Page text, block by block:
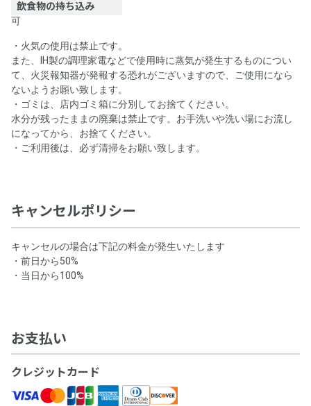
飲食物の持ち込み
可
・火気の使用は禁止です。
また、IH製の調理家電などで使用時に蒸気が発生するものについ
て、火災報知器が発報する恐れがございますので、ご使用になら
ないようお願い致します。
・ゴミは、店内ゴミ箱に分別してお捨てください。
水分が残ったままの廃棄は禁止です。お手洗いや洗い場にお流し
になってから、お捨てください。
・ご利用後は、必ず清掃をお願い致します。
キャンセルポリシー
キャンセルの場合は下記の料金が発生いたします
・前日から50%
・当日から100%
お支払い
クレジットカード